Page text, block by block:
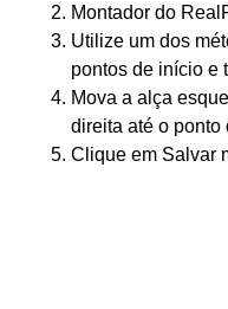
Montador do
Utilize um dos
pontos de início e
Mova a alça
direita até o ponto
Clique em Salvar